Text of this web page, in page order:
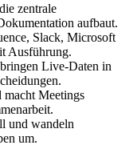
zentrale
aufbaut.
Slack, Microsoft
Ausführung.
Live-Daten in
Meetings
und wandeln
um.